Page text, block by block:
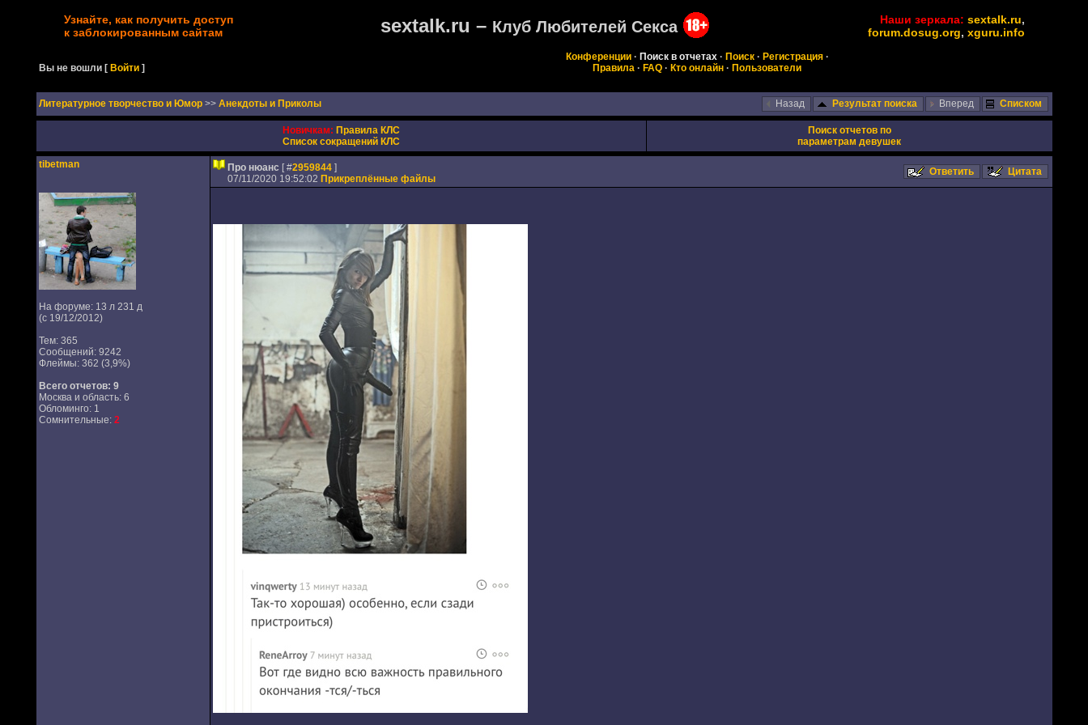
Узнайте, как получить доступ
к заблокированным сайтам
sextalk.ru – Клуб Любителей Секса Наши зеркала: sextalk.ru,
forum.dosug.org, xguru.info
Вы не вошли [Войти ]
Конференции· Поиск в отчетах· Поиск· Регистрация·
Правила · FAQ · Кто онлайн · Пользователи
Литературное творчество и Юмор >> Анекдоты и Приколы Назад Результат поиска Вперед Списком
Новичкам: Правила КЛС
Список сокращений КЛС
Поиск отчетов по
параметрам девушек
tibetman
На форуме: 13 л 231 д
(с 19/12/2012)
Тем: 365
Сообщений: 9242
Флеймы: 362 (3,9%)
Всего отчетов: 9
Москва и область: 6
Обломинго: 1
Сомнительные: 2
Про нюанс [ #2959844]
07/11/2020 19:52:02 Прикреплённые файлы
Ответить Цитата